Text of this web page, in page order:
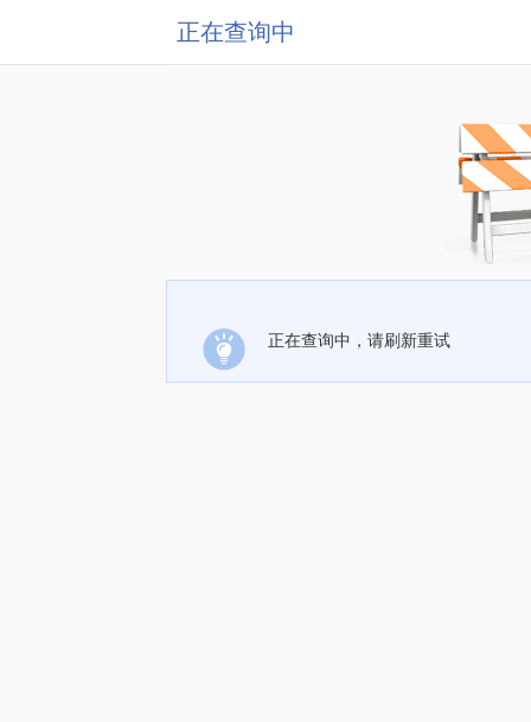
正在查询中
正在查询中，请刷新重试